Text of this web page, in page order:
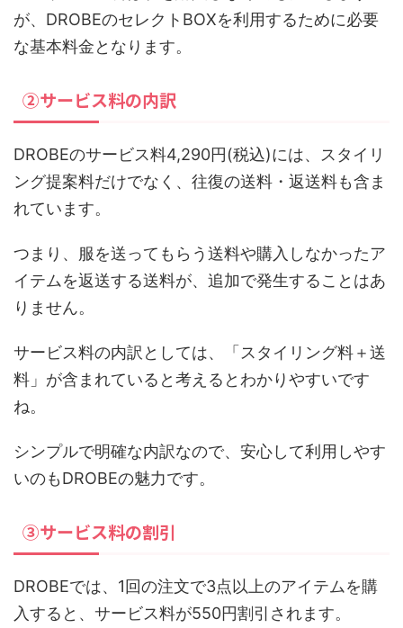
が、DROBEのセレクトBOXを利用するために必要
な基本料金となります。
②サービス料の内訳
DROBEのサービス料4,290円(税込)には、スタイリ
ング提案料だけでなく、往復の送料・返送料も含ま
れています。
つまり、服を送ってもらう送料や購入しなかったア
イテムを返送する送料が、追加で発生することはあ
りません。
サービス料の内訳としては、「スタイリング料＋送
料」が含まれていると考えるとわかりやすいです
ね。
シンプルで明確な内訳なので、安心して利用しやす
いのもDROBEの魅力です。
③サービス料の割引
DROBEでは、1回の注文で3点以上のアイテムを購
入すると、サービス料が550円割引されます。